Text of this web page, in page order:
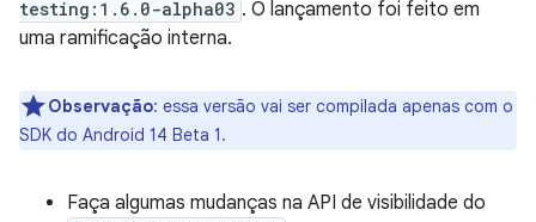
testing:1.6.0-alpha03 . O lançamento foi feito em
uma ramificação interna.
Observação: essa versão vai ser compilada apenas com o
SDK do Android 14 Beta 1.
Faça algumas mudanças na API de visibilidade do